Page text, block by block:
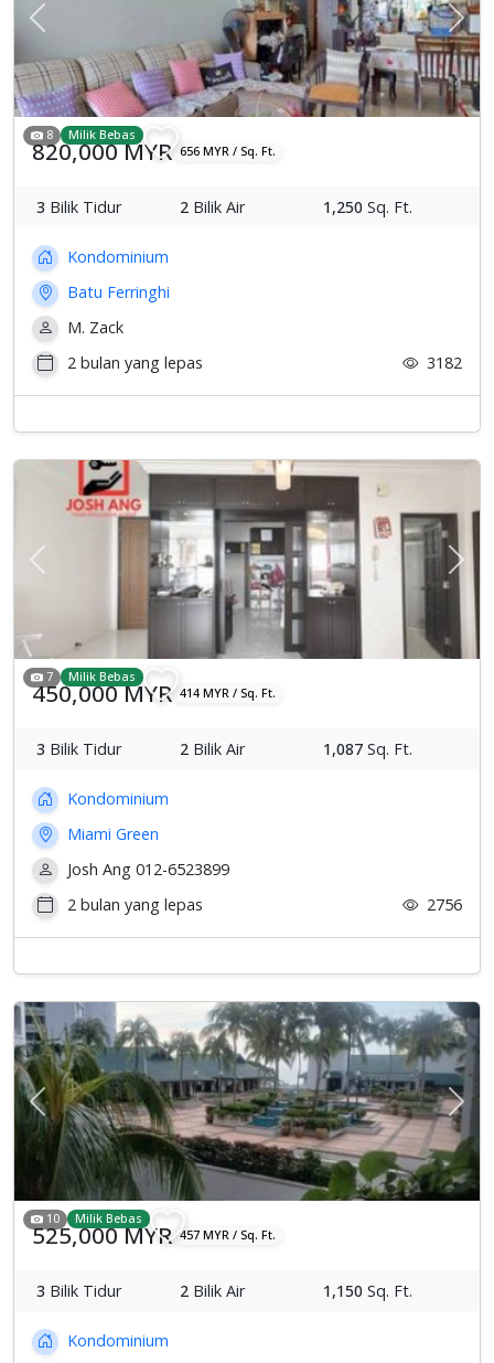
Previous
8 Milik Bebas
820,000 MYR 656 MYR / Sq. Ft.
3 Bilik Tidur 2 Bilik Air 1,250 Sq. Ft.
Kondominium
Batu Ferringhi
M. Zack
2 bulan yang lepas
3182
Previous
7 Milik Bebas
450,000 MYR 414 MYR / Sq. Ft.
3 Bilik Tidur 2 Bilik Air 1,087 Sq. Ft.
Kondominium
Miami Green
Josh Ang 012-6523899
2 bulan yang lepas
2756
Previous
10 Milik Bebas
525,000 MYR 457 MYR / Sq. Ft.
3 Bilik Tidur 2 Bilik Air 1,150 Sq. Ft.
Kondominium